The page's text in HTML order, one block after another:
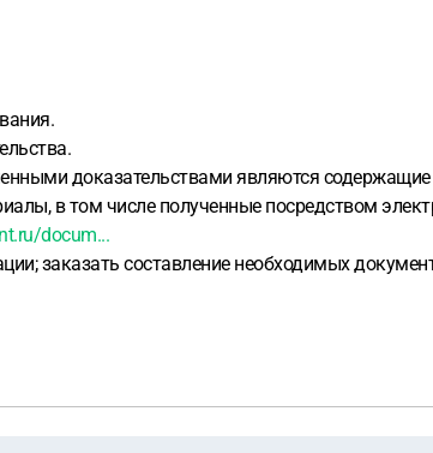
доказательствами являются
в том числе полученные посредством
docum...
заказать составление необходимых